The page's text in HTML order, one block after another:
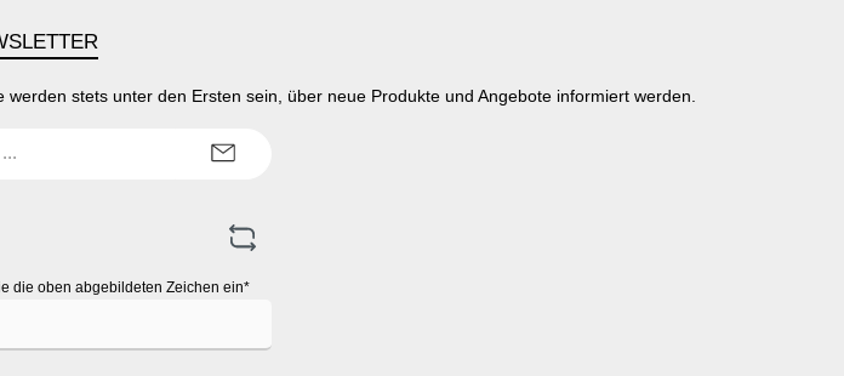
stets unter den Ersten sein, über neue Produkte und Angebote informiert werden.
die oben abgebildeten Zeichen ein*